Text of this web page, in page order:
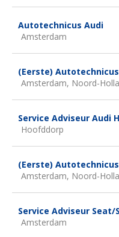
Autotechnicus Audi
Amsterdam
(Eerste)
Amsterdam, Noord-
Service Adviseur Audi
Hoofddorp
(Eerste)
Amsterdam, Noord-
Service Adviseur Seat/
Amsterdam